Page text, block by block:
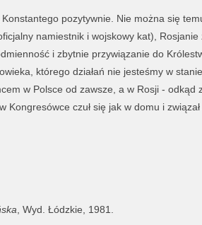
pozytywnie. Nie można się
namiestnik i wojskowy kat), Rosjanie
i zbytnie przywiązanie do
którego działań nie jesteśmy w
w Polsce od zawsze, a w Rosji - odkąd
Kongresówce czuł się jak w domu i związał
, Wyd. Łódzkie, 1981.